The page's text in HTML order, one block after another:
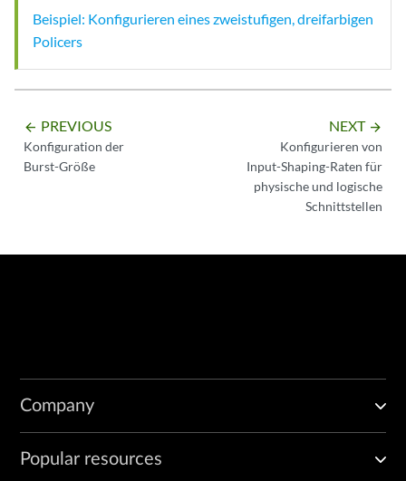
Beispiel: Konfigurieren eines zweistufigen, dreifarbigen
Policers
arrow_backward PREVIOUS
Konfiguration der
Burst-Größe
NEXT arrow_forward
Konfigurieren von
Input-Shaping-Raten für
physische und logische
Schnittstellen
Company
Popular resources